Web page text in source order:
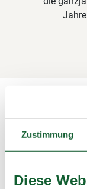
Zustimmung
Diese
Alle